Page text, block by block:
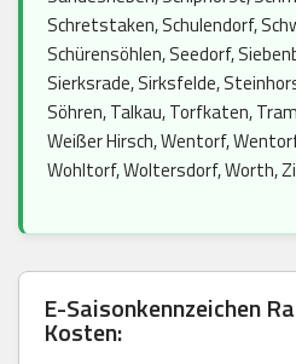
Schretstaken, Schulendorf,
Schürensöhlen, Seedorf,
Sierksrade, Sirksfelde,
Söhren, Talkau, Torfkaten,
Weißer Hirsch, Wentorf,
Wohltorf, Woltersdorf, Worth,
E-Saisonkennzeichen
Kosten: